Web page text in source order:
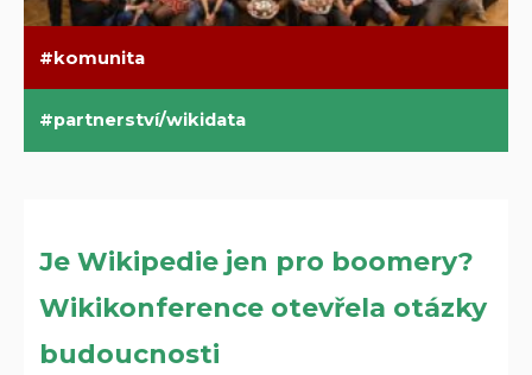
komunita
partnerství/wikidata
Je Wikipedie jen pro boomery?
Wikikonference otevřela otázky
budoucnosti